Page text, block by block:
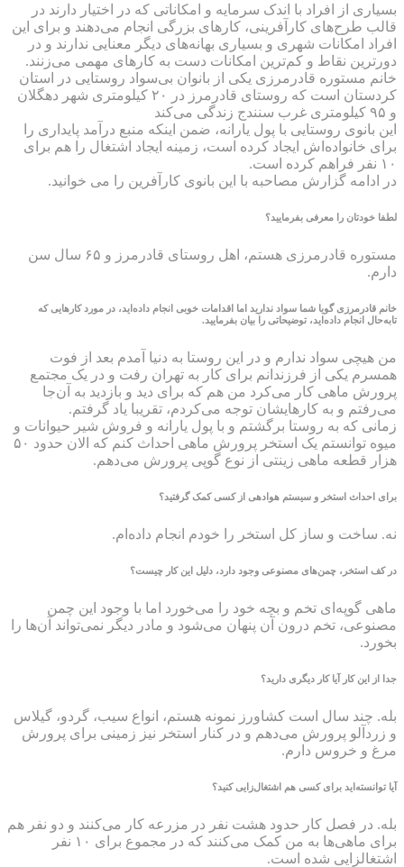
بسیاری از افراد با اندک سرمایه و امکاناتی که در اختیار دارند در
قالب طرح‌های کارآفرینی، کارهای بزرگی انجام می‌دهند و برای این
افراد امکانات شهری و بسیاری بهانه‌های دیگر معنایی ندارند و در
دورترین نقاط و کم‌ترین امکانات دست به کارهای مهمی می‌زنند.
خانم مستوره قادرمرزی یکی از بانوان بی‌سواد روستایی در استان
کردستان است که روستای قادرمرز در ۲۰ کیلومتری شهر دهگلان
و ۹۵ کیلومتری غرب سنندج زندگی می‌کند
این بانوی روستایی با پول یارانه، ضمن اینکه منبع درآمد پایداری را
برای خانواده‌اش ایجاد کرده است، زمینه ایجاد اشتغال را هم برای
۱۰ نفر فراهم کرده است.
در ادامه گزارش مصاحبه با این بانوی کارآفرین را می خوانید.
لطفا خودتان را معرفی بفرمایید؟
مستوره قادرمرزی هستم، اهل روستای قادرمرز و ۶۵ سال سن
دارم.
خانم قادرمرزی گویا شما سواد ندارید اما اقدامات خوبی انجام داده‌اید، در مورد کارهایی که
تابه‌حال انجام داده‌اید، توضیحاتی را بیان بفرمایید.
من هیچی سواد ندارم و در این روستا به دنیا آمدم بعد از فوت
همسرم یکی از فرزندانم برای کار به تهران رفت و در یک مجتمع
پرورش ماهی کار می‌کرد من هم که برای دید و بازدید به آن‌جا
می‌رفتم و به کارهایشان توجه می‌کردم، تقریبا یاد گرفتم.
زمانی که به روستا برگشتم و با پول یارانه و فروش شیر حیوانات و
میوه‌ توانستم یک استخر پرورش ماهی احداث کنم که الان حدود ۵۰
هزار قطعه ماهی زینتی از نوع گوپی پرورش می‌دهم.
برای احداث استخر و سیستم هوادهی از کسی کمک گرفتید؟
نه. ساخت و ساز کل استخر را خودم انجام داده‌ام.
در کف استخر، چمن‌های مصنوعی وجود دارد، دلیل این کار چیست؟
ماهی گوپه‌ای تخم و بچه خود را می‌خورد اما با وجود این چمن
مصنوعی، تخم درون آن پنهان می‌شود و مادر دیگر نمی‌تواند آن‌ها را
بخورد.
جدا از این کار آیا کار دیگری دارید؟
بله. چند سال است کشاورز نمونه هستم، انواع سیب، گردو، گیلاس
و زردآلو پرورش می‌دهم و در کنار استخر نیز زمینی برای پرورش
مرغ و خروس دارم.
آیا توانسته‌اید برای کسی هم اشتغال‌زایی کنید؟
بله. در فصل کار حدود هشت نفر در مزرعه کار می‌کنند و دو نفر هم
برای ماهی‌ها به من کمک می‌کنند که در مجموع برای ۱۰ نفر
اشتغالزایی شده است.